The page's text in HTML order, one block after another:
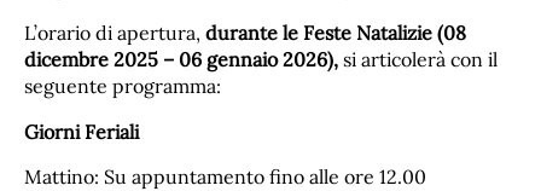
L’orario di apertura, durante le Feste Natalizie (08
dicembre 2025 – 06 gennaio 2026), si articolerà con il
seguente programma:
Giorni Feriali
Mattino: Su appuntamento fino alle ore 12.00